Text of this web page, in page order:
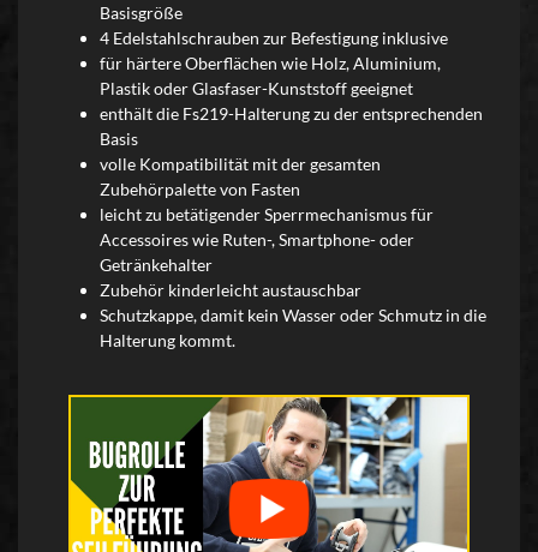
Basisgröße
4 Edelstahlschrauben zur Befestigung inklusive
für härtere Oberflächen wie Holz, Aluminium,
Plastik oder Glasfaser-Kunststoff geeignet
enthält die Fs219-Halterung zu der entsprechenden
Basis
volle Kompatibilität mit der gesamten
Zubehörpalette von Fasten
leicht zu betätigender Sperrmechanismus für
Accessoires wie Ruten-, Smartphone- oder
Getränkehalter
Zubehör kinderleicht austauschbar
Schutzkappe, damit kein Wasser oder Schmutz in die
Halterung kommt.